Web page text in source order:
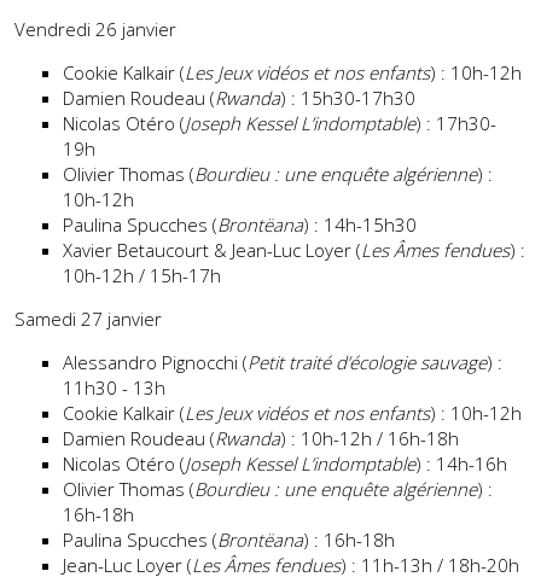
Vendredi 26 janvier
Cookie Kalkair (Les Jeux vidéos et nos enfants) : 10h-12h
Damien Roudeau (Rwanda) : 15h30-17h30
Nicolas Otéro (Joseph Kessel L’indomptable) : 17h30-
19h
Olivier Thomas (Bourdieu : une enquête algérienne) :
10h-12h
Paulina Spucches (Brontëana) : 14h-15h30
Xavier Betaucourt & Jean-Luc Loyer (Les Âmes fendues) :
10h-12h / 15h-17h
Samedi 27 janvier
Alessandro Pignocchi (Petit traité d’écologie sauvage) :
11h30 - 13h
Cookie Kalkair (Les Jeux vidéos et nos enfants) : 10h-12h
Damien Roudeau (Rwanda) : 10h-12h / 16h-18h
Nicolas Otéro (Joseph Kessel L’indomptable) : 14h-16h
Olivier Thomas (Bourdieu : une enquête algérienne) :
16h-18h
Paulina Spucches (Brontëana) : 16h-18h
Jean-Luc Loyer (Les Âmes fendues) : 11h-13h / 18h-20h